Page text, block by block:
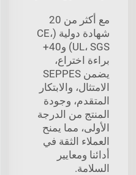
مع أكثر من 20
شهادة دولية (CE،
UL، SGS) و40+
براءة اختراع،
يضمن SEPPES
الامتثال، والابتكار
المتقدم، وجودة
المنتج من الدرجة
الأولى، مما يمنح
العملاء الثقة في
أدائنا ومعايير
السلامة.